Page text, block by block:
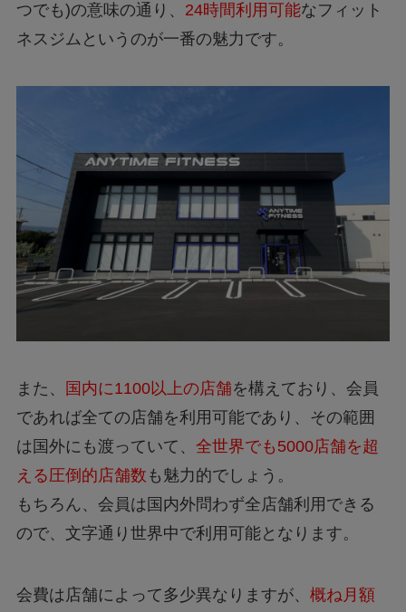
つでも)の意味の通り、 24時間利用可能なフィット
ネスジムというのが一番の魅力です。
また、 国内に1100以上の店舗を構えており、会員
であれば全ての店舗を利用可能であり、その範囲
は国外にも渡っていて、 全世界でも5000店舗を超
える圧倒的店舗数 も魅力的でしょう。
もちろん、会員は国内外問わず全店舗利用できる
ので、文字通り世界中で利用可能となります。
会費は店舗によって多少異なりますが、 概ね月額